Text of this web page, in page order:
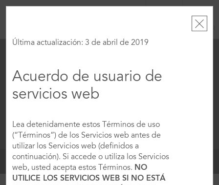
RESERVAR
Ouro Minas Hotel Belo
Este hotel no está disponible en las fechas seleccionadas.
las fechas
o encuentra hoteles cercanos.
MENÚ
EVENTOS
Última actualización: 3 de abril de 2019
Acuerdo de usuario de
servicios web
Lea detenidamente estos Términos de uso
(“Términos”) de los Servicios web antes de
utilizar los Servicios web (definidos a
continuación). Si accede o utiliza los Servicios
web, usted acepta estos Términos. NO
UTILICE LOS SERVICIOS WEB SI NO ESTÁ